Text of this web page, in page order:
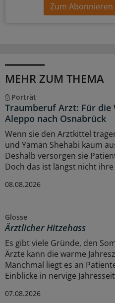
Zum
MEHR ZUM THEMA
Porträt
Traumberuf Arzt: Für die
Aleppo nach Osnabrück
Wenn sie den Arztkittel
und Yaman Shehabi kaum
Deshalb versorgen sie
Doch das ist längst nicht
08.08.2026
Glosse
Ärztlicher Hitzehass
Es gibt viele Gründe, den
Ärzte kann die warme
Manchmal liegt es an
Einblicke in nervige
07.08.2026